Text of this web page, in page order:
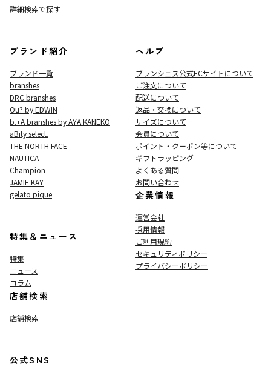
詳細検索で探す
ブランド紹介
ブランド一覧
branshes
DRC branshes
Ou? by EDWIN
b.+A branshes by AYA KANEKO
aBity select.
THE NORTH FACE
NAUTICA
Champion
JAMIE KAY
gelato pique
特集＆ニュース
特集
ニュース
コラム
店舗検索
店舗検索
ヘルプ
ブランシェス公式ECサイトについて
ご注文について
配送について
返品・交換について
サイズについて
会員について
ポイント・クーポン等について
ギフトラッピング
よくある質問
お問い合わせ
企業情報
運営会社
採用情報
ご利用規約
セキュリティポリシー
プライバシーポリシー
公式SNS